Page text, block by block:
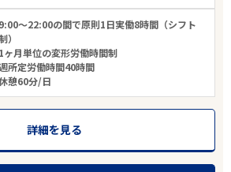
9:00～22:00の間で原則1日実働8時間（シフト
）
1ヶ月単位の変形労働時間制
所定労働時間40時間
憩60分/日
詳細を見る